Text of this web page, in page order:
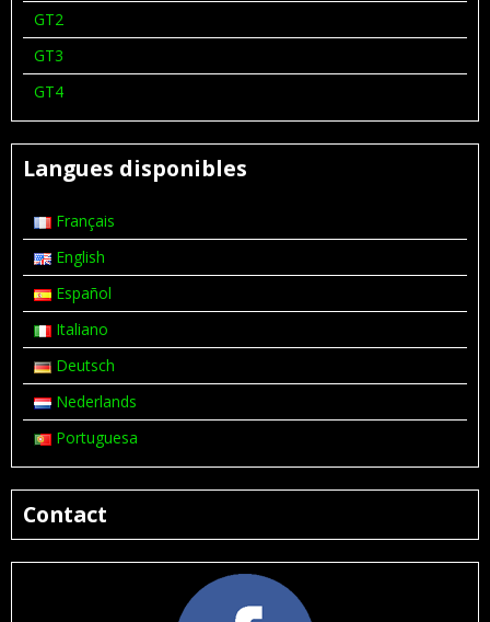
GT2
GT3
GT4
Langues disponibles
Français
English
Español
Italiano
Deutsch
Nederlands
Portuguesa
Contact